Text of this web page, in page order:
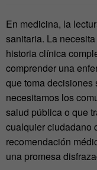
En medicina, la
sanitaria. La
historia clínica
comprender una
que toma decisiones
necesitamos los
salud pública o que
cualquier ciudadano
recomendación
una promesa